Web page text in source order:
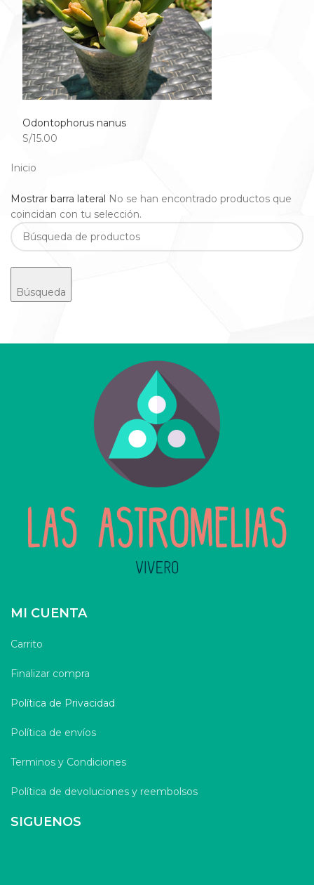
Odontophorus nanus
S/15.00
Inicio
Mostrar barra lateral No se han encontrado productos que
coincidan con tu selección.
Búsqueda
MI CUENTA
Carrito
Finalizar compra
Política de Privacidad
Política de envíos
Terminos y Condiciones
Política de devoluciones y reembolsos
SIGUENOS